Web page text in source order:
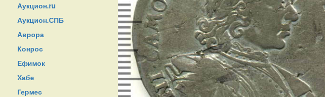
Аукцион.ru
Аукцион.СПБ
Аврора
Конрос
Ефимок
Хабе
Гермес